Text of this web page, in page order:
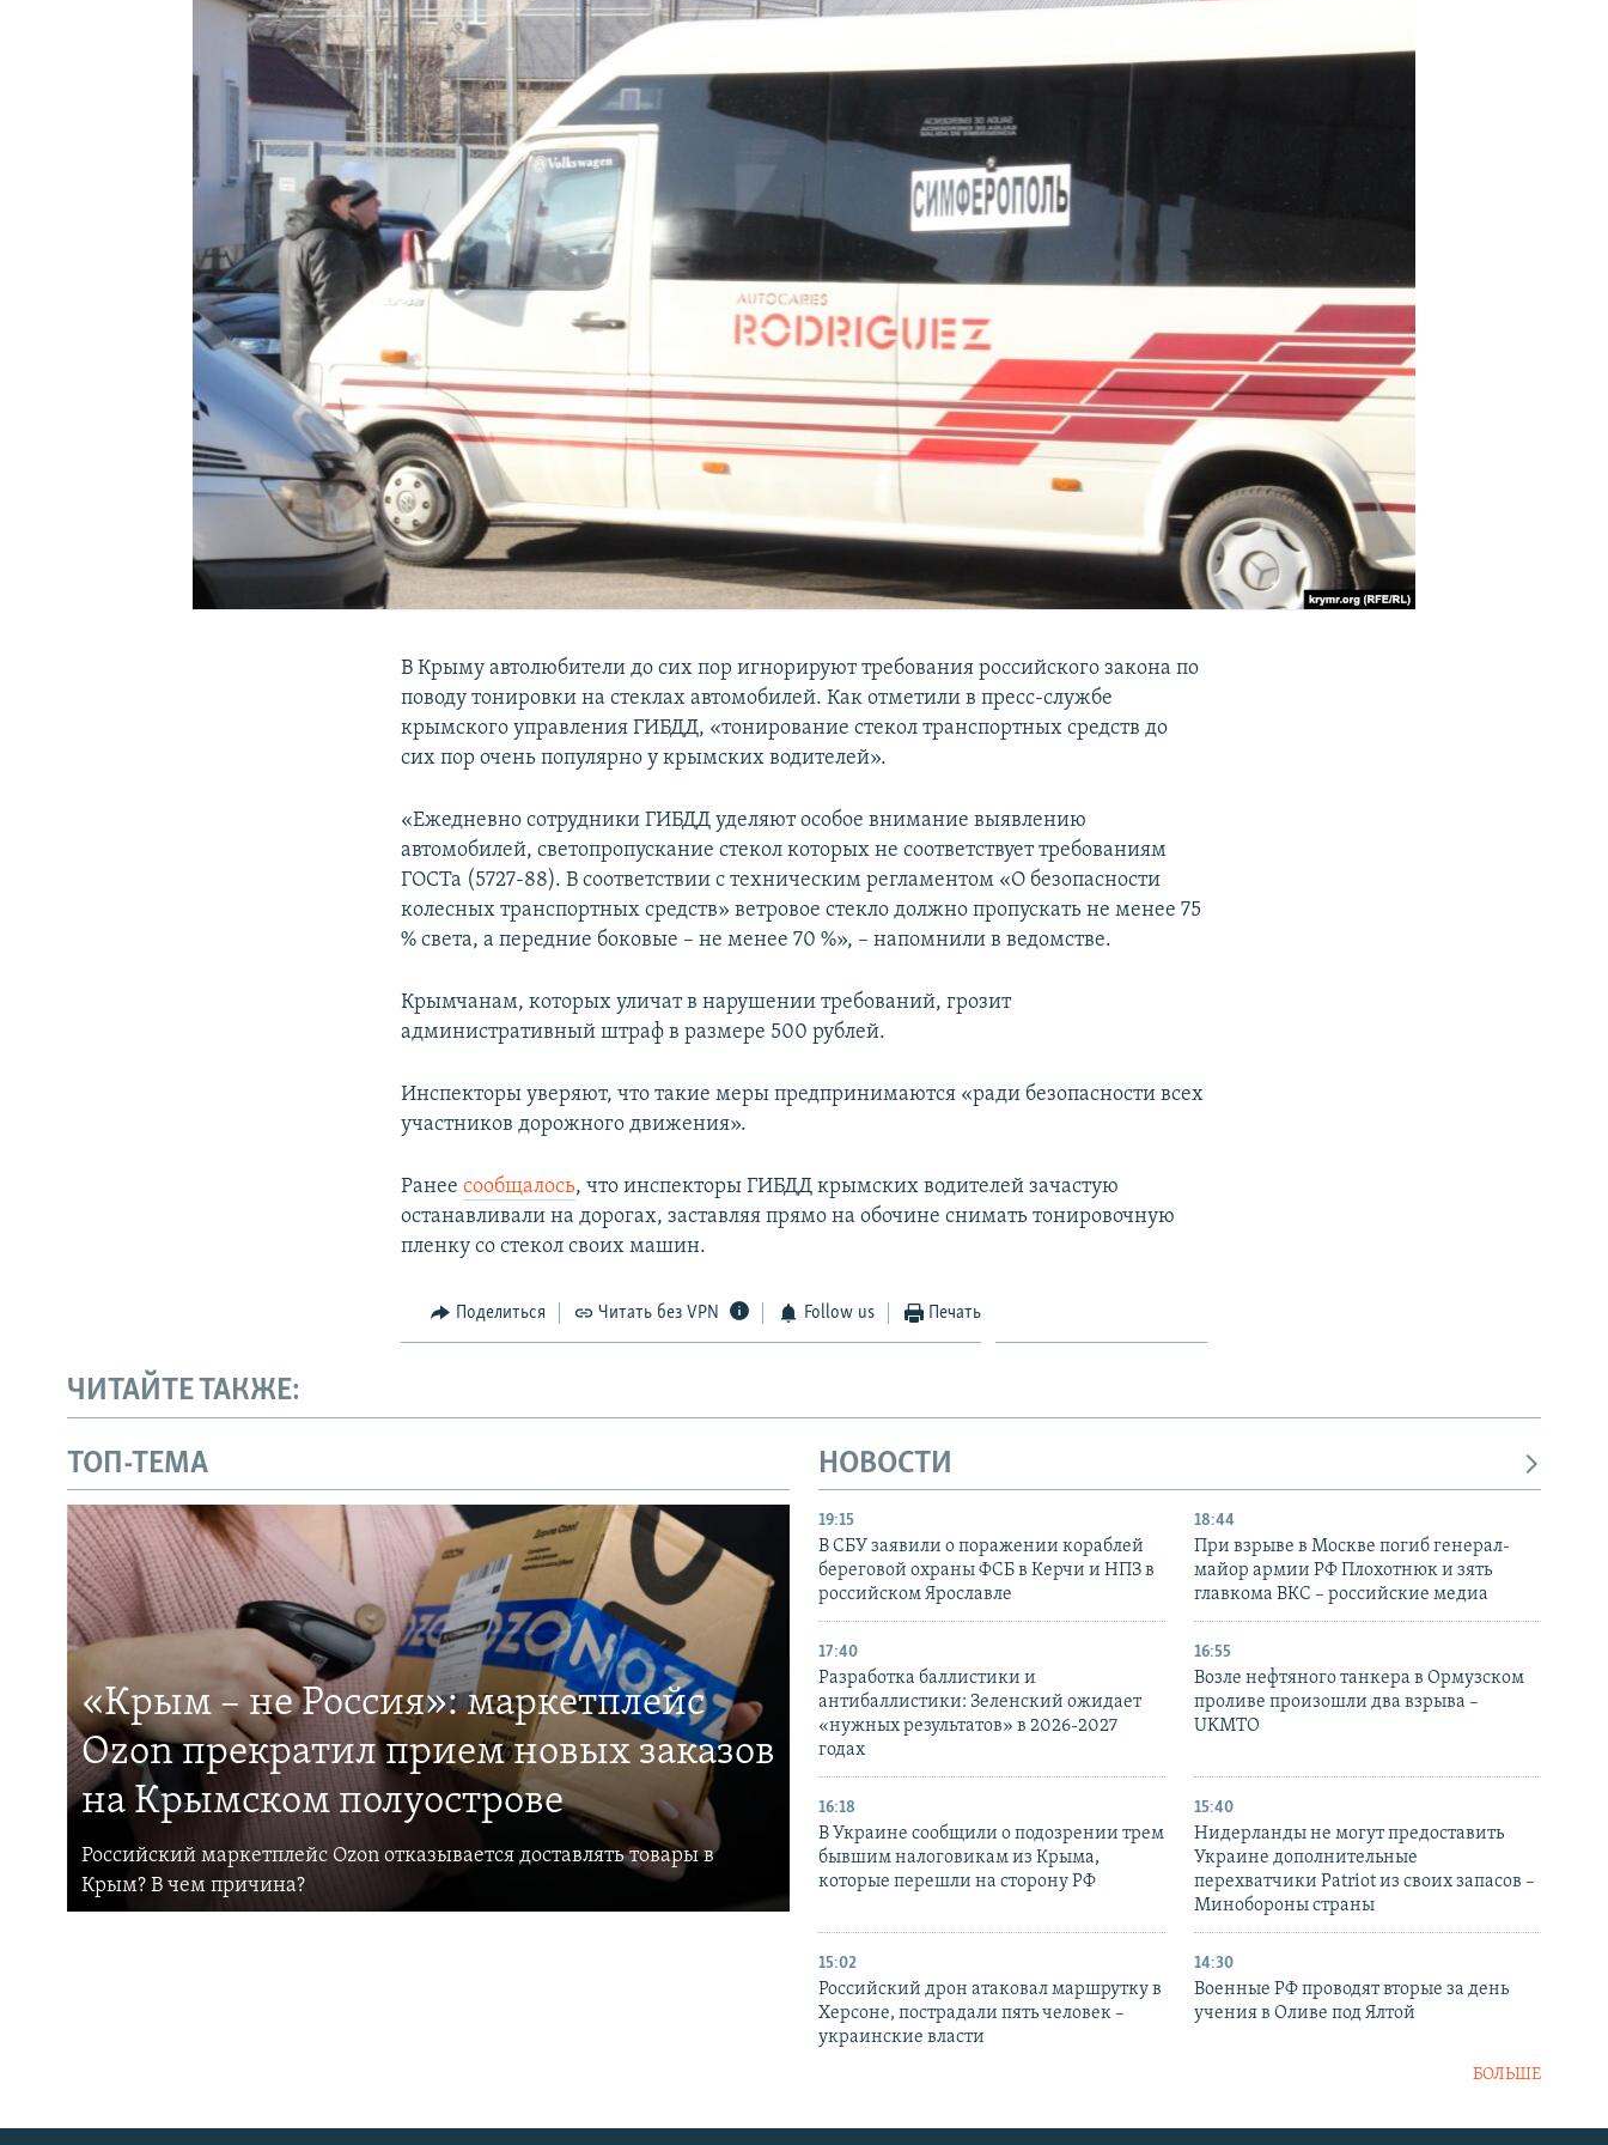
УКРАИНСКАЯ ПРОБЛЕМА КРЫМА
В Крыму автолюбители до сих пор игнорируют требования российского закона по
поводу тонировки на стеклах автомобилей. Как отметили в пресс-службе
крымского управления ГИБДД, «тонирование стекол транспортных средств до
сих пор очень популярно у крымских водителей».
«Ежедневно сотрудники ГИБДД уделяют особое внимание выявлению
автомобилей, светопропускание стекол которых не соответствует требованиям
ГОСТа (5727-88). В соответствии с техническим регламентом «О безопасности
колесных транспортных средств» ветровое стекло должно пропускать не менее 75
% света, а передние боковые – не менее 70 %», – напомнили в ведомстве.
Крымчанам, которых уличат в нарушении требований, грозит
административный штраф в размере 500 рублей.
Инспекторы уверяют, что такие меры предпринимаются «ради безопасности всех
участников дорожного движения».
Ранеесообщалось, что инспекторы ГИБДД крымских водителей зачастую
останавливали на дорогах, заставляя прямо на обочине снимать тонировочную
пленку со стекол своих машин.
Поделиться Читать без VPN Follow us Печать
ЧИТАЙТЕ ТАКЖЕ:
ТОП-ТЕМА
«Крым – не Россия»: маркетплейс
Ozon прекратил прием новых заказов
на Крымском полуострове
Российский маркетплейс Ozon отказывается доставлять товары в
Крым? В чем причина?
НОВОСТИ
19:15
В СБУ заявили о поражении кораблей
береговой охраны ФСБ в Керчи и НПЗ в
российском Ярославле
18:44
При взрыве в Москве погиб генерал-
майор армии РФ Плохотнюк и зять
главкома ВКС – российские медиа
17:40
Разработка баллистики и
антибаллистики: Зеленский ожидает
«нужных результатов» в 2026-2027
годах
16:55
Возле нефтяного танкера в Ормузском
проливе произошли два взрыва –
UKMTO
16:18
В Украине сообщили о подозрении трем
бывшим налоговикам из Крыма,
которые перешли на сторону РФ
15:40
Нидерланды не могут предоставить
Украине дополнительные
перехватчики Patriot из своих запасов –
Минобороны страны
15:02
Российский дрон атаковал маршрутку в
Херсоне, пострадали пять человек –
украинские власти
14:30
Военные РФ проводят вторые за день
учения в Оливе под Ялтой
БОЛЬШЕ